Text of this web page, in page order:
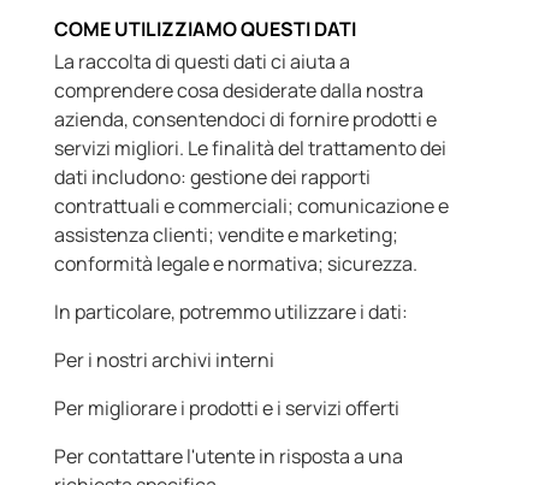
COME UTILIZZIAMO QUESTI DATI
La raccolta di questi dati ci aiuta a
comprendere cosa desiderate dalla nostra
azienda, consentendoci di fornire prodotti e
servizi migliori. Le finalità del trattamento dei
dati includono: gestione dei rapporti
contrattuali e commerciali; comunicazione e
assistenza clienti; vendite e marketing;
conformità legale e normativa; sicurezza.
In particolare, potremmo utilizzare i dati:
Per i nostri archivi interni
Per migliorare i prodotti e i servizi offerti
Per contattare l'utente in risposta a una